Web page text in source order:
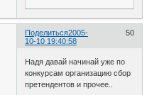
Поделиться 50
2005-
10-10 19:40:58
Надя давай начинай уже по
конкурсам организацию сбор
претендентов и прочее..